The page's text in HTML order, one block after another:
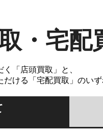
・宅配
「店頭買取」と、
ける「宅配買取」のい